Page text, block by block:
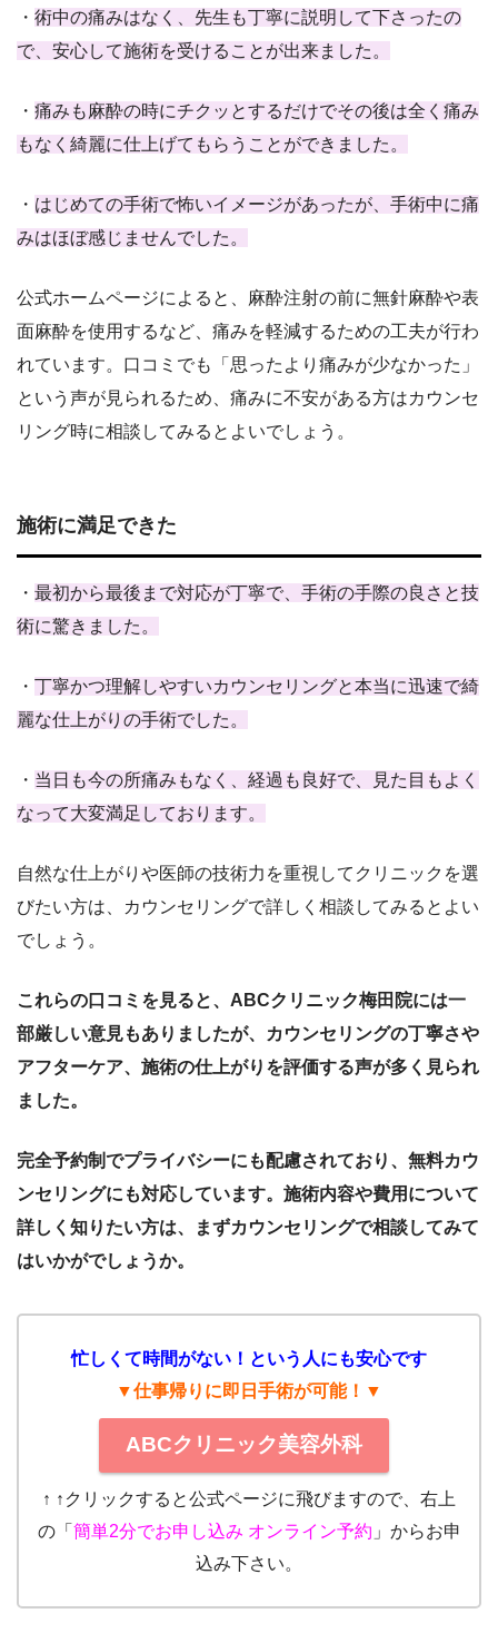
・ 術中の痛みはなく、先生も丁寧に説明して下さったの
で、安心して施術を受けることが出来ました。
・ 痛みも麻酔の時にチクッとするだけでその後は全く痛み
もなく綺麗に仕上げてもらうことができました。
・ はじめての手術で怖いイメージがあったが、手術中に痛
みはほぼ感じませんでした。
公式ホームページによると、麻酔注射の前に無針麻酔や表
面麻酔を使用するなど、痛みを軽減するための工夫が行わ
れています。口コミでも「思ったより痛みが少なかった」
という声が見られるため、痛みに不安がある方はカウンセ
リング時に相談してみるとよいでしょう。
施術に満足できた
・ 最初から最後まで対応が丁寧で、手術の手際の良さと技
術に驚きました。
・ 丁寧かつ理解しやすいカウンセリングと本当に迅速で綺
麗な仕上がりの手術でした。
・ 当日も今の所痛みもなく、経過も良好で、見た目もよく
なって大変満足しております。
自然な仕上がりや医師の技術力を重視してクリニックを選
びたい方は、カウンセリングで詳しく相談してみるとよい
でしょう。
これらの口コミを見ると、ABCクリニック梅田院には一
部厳しい意見もありましたが、カウンセリングの丁寧さや
アフターケア、施術の仕上がりを評価する声が多く見られ
ました。
完全予約制でプライバシーにも配慮されており、無料カウ
ンセリングにも対応しています。施術内容や費用について
詳しく知りたい方は、まずカウンセリングで相談してみて
はいかがでしょうか。
忙し くて時間がない！という人にも安心です
▼仕事帰りに即日手術が可能！▼
ABCクリニック美容外科
↑ ↑クリックすると公式ページに飛びますので、右上
の「 簡単2分でお申し込み オンライン予約 」からお申
込み下さい。